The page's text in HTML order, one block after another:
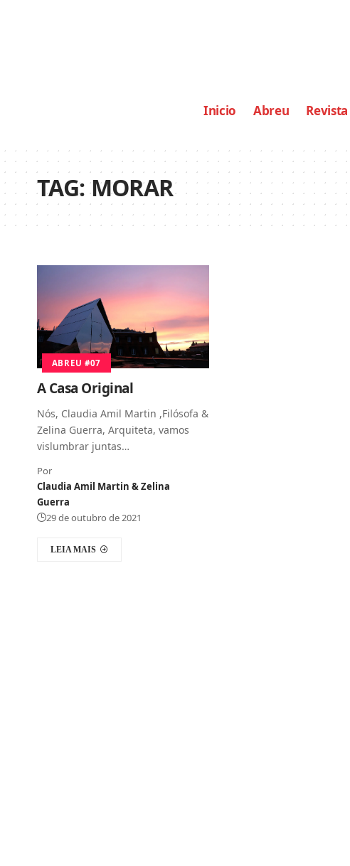
Inicio Abreu Revista
TAG:MORAR
ABREU #07
A Casa Original
Nós, Claudia Amil Martin ,Filósofa &
Zelina Guerra, Arquiteta, vamos
vislumbrar juntas…
Por
Claudia Amil Martin & Zelina
Guerra
29 de outubro de 2021
LEIA MAIS